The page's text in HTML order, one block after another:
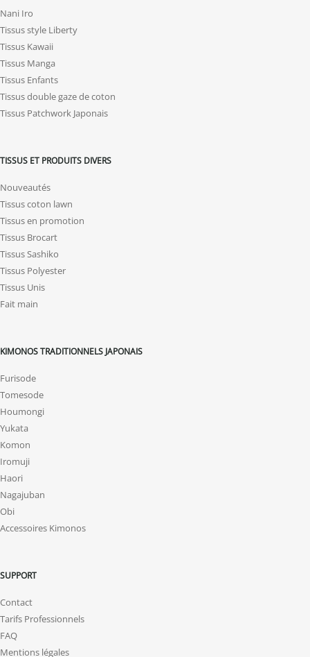
Nani Iro
Tissus style Liberty
Tissus Kawaii
Tissus Manga
Tissus Enfants
Tissus double gaze de coton
Tissus Patchwork Japonais
TISSUS ET PRODUITS DIVERS
Nouveautés
Tissus coton lawn
Tissus en promotion
Tissus Brocart
Tissus Sashiko
Tissus Polyester
Tissus Unis
Fait main
KIMONOS TRADITIONNELS JAPONAIS
Furisode
Tomesode
Houmongi
Yukata
Komon
Iromuji
Haori
Nagajuban
Obi
Accessoires Kimonos
SUPPORT
Contact
Tarifs Professionnels
FAQ
Mentions légales